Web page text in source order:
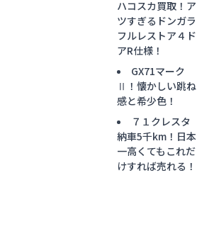
ハコスカ買取！ア
ツすぎるドンガラ
フルレストア４ド
アR仕様！
GX71マーク
Ⅱ！懐かしい跳ね
感と希少色！
７１クレスタ
納車5千km！日本
一高くてもこれだ
けすれば売れる！